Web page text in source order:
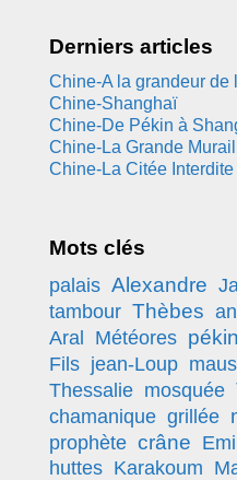
Derniers articles
Chine-A la grandeur de
Chine-Shanghaï
Chine-De Pékin à
Chine-La Grande
Chine-La Citée Interdite
Mots clés
palais Alexandre
tambour Thèbes
Aral Météores pékin
Fils jean-Loup
Thessalie mosquée
chamanique grillée
prophète crâne
huttes Karakoum